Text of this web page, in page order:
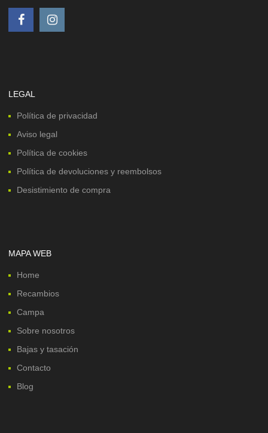
LEGAL
Política de privacidad
Aviso legal
Política de cookies
Política de devoluciones y reembolsos
Desistimiento de compra
MAPA WEB
Home
Recambios
Campa
Sobre nosotros
Bajas y tasación
Contacto
Blog